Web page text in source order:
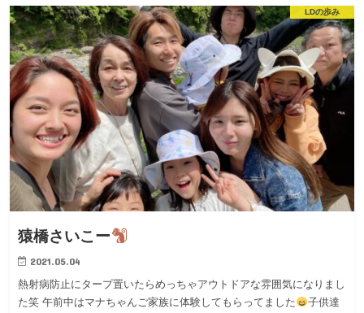
LDの歩み
猿橋さいこー
2021.05.04
熱射病防止にタープ置いたらめっちゃアウトドアな雰囲気になりまし
た笑 午前中はマナちゃんご家族に体験してもらってました
子供達